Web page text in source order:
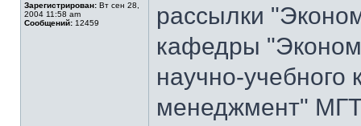
Зарегистрирован: Вт сен 28,
2004 11:58 am
Сообщений: 12459
рассылки
кафедры
научно-
менеджмент"